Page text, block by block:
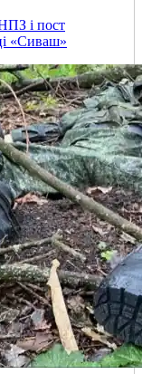
і пост
«Сиваш»